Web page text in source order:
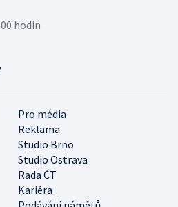
Pro média
Reklama
Studio Brno
Studio Ostrava
Rada ČT
Kariéra
hodin